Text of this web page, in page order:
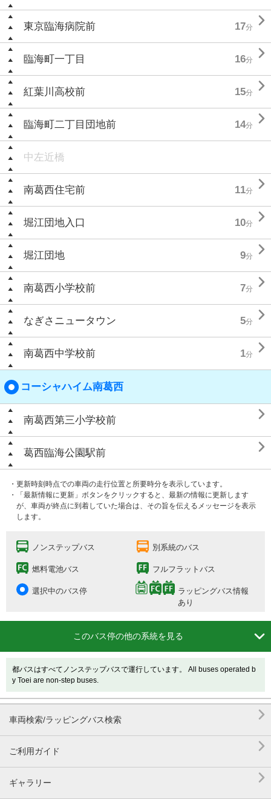
東京臨海病院前 17分 
臨海町一丁目 16分 
紅葉川高校前 15分 
臨海町二丁目団地前 14分 
中左近橋
南葛西住宅前 11分 
堀江団地入口 10分 
堀江団地 9分 
南葛西小学校前 7分 
なぎさニュータウン 5分 
南葛西中学校前 1分 
コーシャハイム南葛西
南葛西第三小学校前 
葛西臨海公園駅前 
・更新時刻時点での車両の走行位置と所要時分を表示しています。
・「最新情報に更新」ボタンをクリックすると、最新の情報に更新します
が、車両が終点に到着していた場合は、その旨を伝えるメッセージを表示
します。
ノンステップバス 別系統のバス
燃料電池バス フルフラットバス
選択中のバス停
ラッピングバス情報
あり
このバス停の他の系統を見る 
都バスはすべてノンステップバスで運行しています。 All buses operated b
y Toei are non-step buses.
車両検索/ラッピングバス検索 
ご利用ガイド 
ギャラリー 